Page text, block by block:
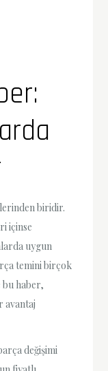
biridir.
içinse
uygun
temini birçok
haber,
avantaj
değişimi